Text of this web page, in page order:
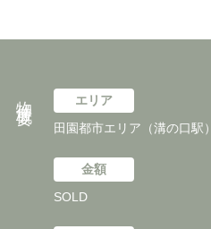
エリア
田園都市エリア（溝の口駅）
金額
SOLD